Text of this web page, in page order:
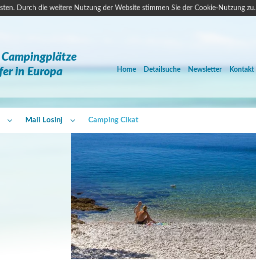
Durch die weitere Nutzung der Website stimmen Sie der Cookie-Nutzung zu.
in Europa
Home Detailsuche Newsletter Kontakt
Mali Losinj Camping Cikat